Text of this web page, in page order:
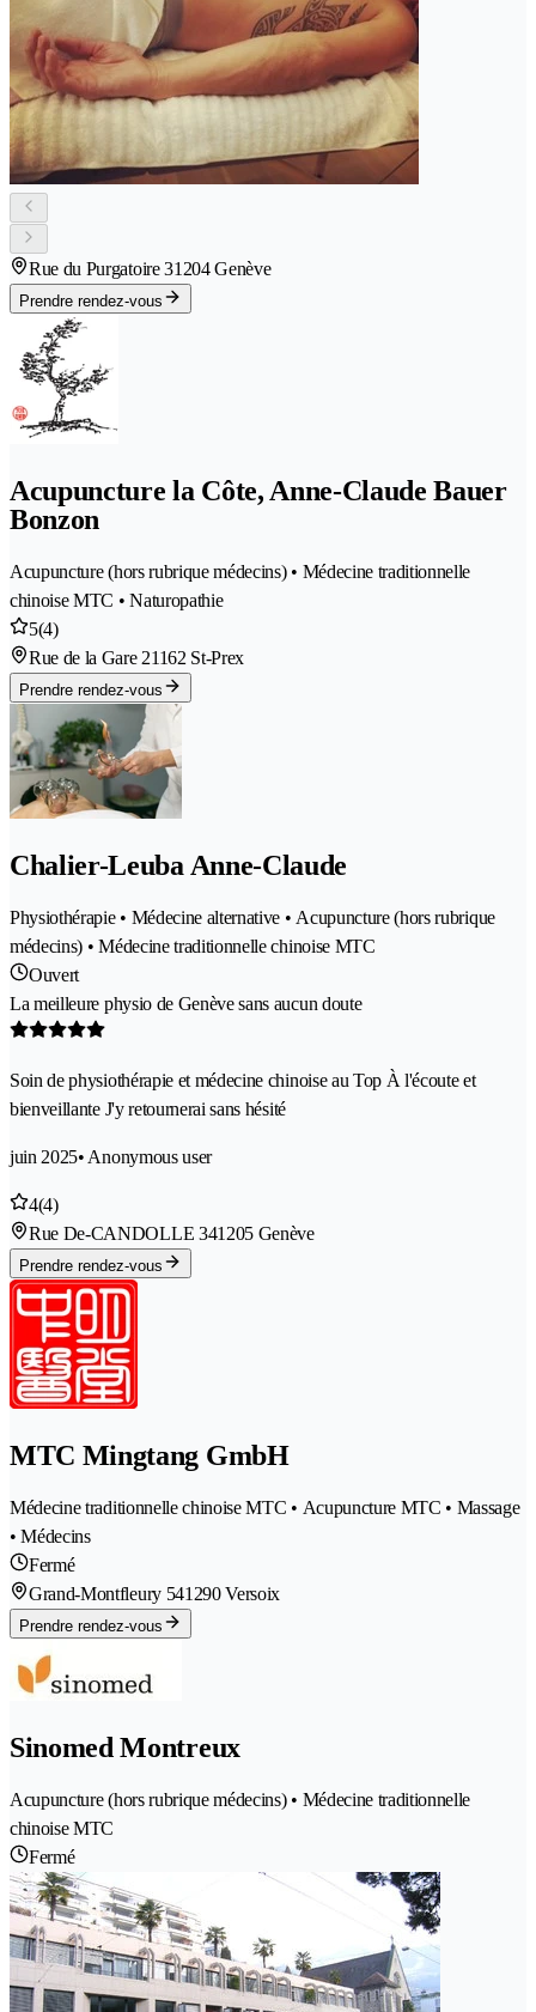
Rue du Purgatoire 31204 Genève
Prendre rendez-vous
Acupuncture la Côte, Anne-Claude Bauer
Bonzon
Acupuncture (hors rubrique médecins) • Médecine traditionnelle
chinoise MTC • Naturopathie
5(4)
Rue de la Gare 21162 St-Prex
Prendre rendez-vous
Chalier-Leuba Anne-Claude
Physiothérapie • Médecine alternative • Acupuncture (hors rubrique
médecins) • Médecine traditionnelle chinoise MTC
Ouvert
La meilleure physio de Genève sans aucun doute
Soin de physiothérapie et médecine chinoise au Top À l'écoute et
bienveillante J'y retournerai sans hésité
juin 2025• Anonymous user
4(4)
Rue De-CANDOLLE 341205 Genève
Prendre rendez-vous
MTC Mingtang GmbH
Médecine traditionnelle chinoise MTC • Acupuncture MTC • Massage
• Médecins
Fermé
Grand-Montfleury 541290 Versoix
Prendre rendez-vous
Sinomed Montreux
Acupuncture (hors rubrique médecins) • Médecine traditionnelle
chinoise MTC
Fermé